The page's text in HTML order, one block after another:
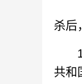
（
杀后
1）
共和